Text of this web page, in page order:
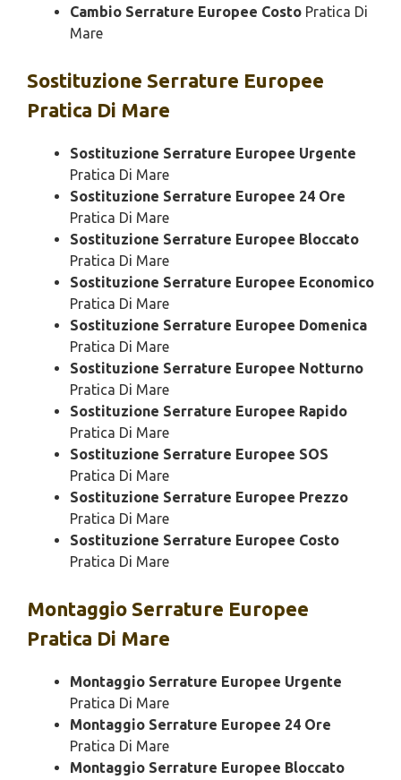
Cambio Serrature Europee Costo Pratica Di
Mare
Sostituzione Serrature Europee
Pratica Di Mare
Sostituzione Serrature Europee Urgente
Pratica Di Mare
Sostituzione Serrature Europee 24 Ore
Pratica Di Mare
Sostituzione Serrature Europee Bloccato
Pratica Di Mare
Sostituzione Serrature Europee Economico
Pratica Di Mare
Sostituzione Serrature Europee Domenica
Pratica Di Mare
Sostituzione Serrature Europee Notturno
Pratica Di Mare
Sostituzione Serrature Europee Rapido
Pratica Di Mare
Sostituzione Serrature Europee SOS
Pratica Di Mare
Sostituzione Serrature Europee Prezzo
Pratica Di Mare
Sostituzione Serrature Europee Costo
Pratica Di Mare
Montaggio Serrature Europee
Pratica Di Mare
Montaggio Serrature Europee Urgente
Pratica Di Mare
Montaggio Serrature Europee 24 Ore
Pratica Di Mare
Montaggio Serrature Europee Bloccato